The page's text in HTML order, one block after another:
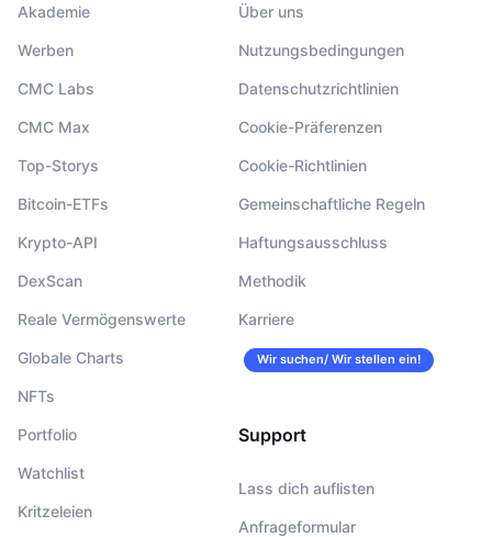
Akademie
Werben
CMC Labs
CMC Max
Top-Storys
Bitcoin-ETFs
Krypto-API
DexScan
Reale Vermögenswerte
Globale Charts
NFTs
Portfolio
Watchlist
Kritzeleien
Über uns
Nutzungsbedingungen
Datenschutzrichtlinien
Cookie-Präferenzen
Cookie-Richtlinien
Gemeinschaftliche Regeln
Haftungsausschluss
Methodik
Karriere
Wir suchen/ Wir stellen ein!
Support
Lass dich auflisten
Anfrageformular